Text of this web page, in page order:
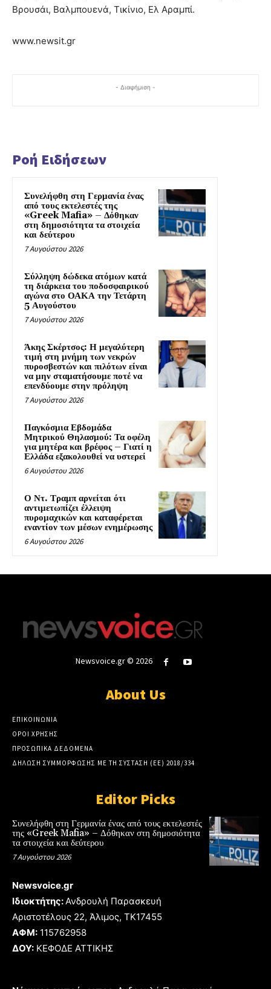
Βρουσάι, Βαλμπουενά, Τικίνιο, Ελ Αραμπί.
www.newsit.gr
- Διαφήμιση -
Ροή Ειδήσεων
Συνελήφθη στη Γερμανία ένας
από τους εκτελεστές της
«Greek Mafia» – Δόθηκαν
στη δημοσιότητα τα στοιχεία
και δεύτερου
7 Αυγούστου 2026
Σύλληψη δώδεκα ατόμων κατά
τη διάρκεια του ποδοσφαιρικού
αγώνα στο ΟΑΚΑ την Τετάρτη
5 Αυγούστου
7 Αυγούστου 2026
Άκης Σκέρτσος: Η μεγαλύτερη
τιμή στη μνήμη των νεκρών
πυροσβεστών και πιλότων είναι
να μην σταματήσουμε ποτέ να
επενδύουμε στην πρόληψη
7 Αυγούστου 2026
Παγκόσμια Εβδομάδα
Μητρικού Θηλασμού: Τα οφέλη
για μητέρα και βρέφος – Γιατί η
Ελλάδα εξακολουθεί να υστερεί
6 Αυγούστου 2026
Ο Ντ. Τραμπ αρνείται ότι
αντιμετωπίζει έλλειψη
πυρομαχικών και καταφέρεται
εναντίον των μέσων ενημέρωσης
6 Αυγούστου 2026
Newsvoice.gr © 2026
About Us
ΕΠΙΚΟΙΝΩΝΙΑ
ΟΡΟΙ ΧΡΗΣΗΣ
ΠΡΟΣΩΠΙΚΑ ΔΕΔΟΜΕΝΑ
ΔΗΛΩΣΗ ΣΥΜΜΟΡΦΩΣΗΣ ΜΕ ΤΗ ΣΥΣΤΑΣΗ (ΕΕ) 2018/334
Editor Picks
Συνελήφθη στη Γερμανία ένας από τους εκτελεστές
της «Greek Mafia» – Δόθηκαν στη δημοσιότητα
τα στοιχεία και δεύτερου
7 Αυγούστου 2026
Newsvoice.gr
Ιδιοκτήτης:Ανδρουλή Παρασκευή
Αριστοτέλους 22, Άλιμος, TK17455
ΑΦΜ: 115762958
ΔΟΥ: ΚΕΦΟΔΕ ΑΤΤΙΚΗΣ